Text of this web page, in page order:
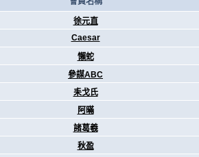
徐元直
Caesar
懶蛇
參謀ABC
耒戈氏
阿暪
諸葛羲
秋盈